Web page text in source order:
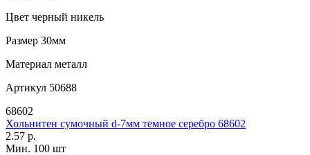
Цвет черный никель
Размер 30мм
Материал металл
Артикул 50688
68602
Хольнитен сумочный d-7мм темное серебро 68602
2.57 р.
Мин. 100 шт